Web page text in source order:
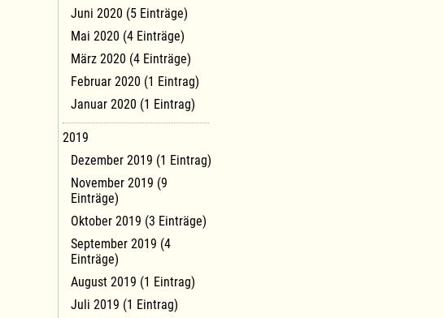
Juni 2020 (5 Einträge)
Mai 2020 (4 Einträge)
März 2020 (4 Einträge)
Februar 2020 (1 Eintrag)
Januar 2020 (1 Eintrag)
2019
Dezember 2019 (1 Eintrag)
November 2019 (9
Einträge)
Oktober 2019 (3 Einträge)
September 2019 (4
Einträge)
August 2019 (1 Eintrag)
Juli 2019 (1 Eintrag)